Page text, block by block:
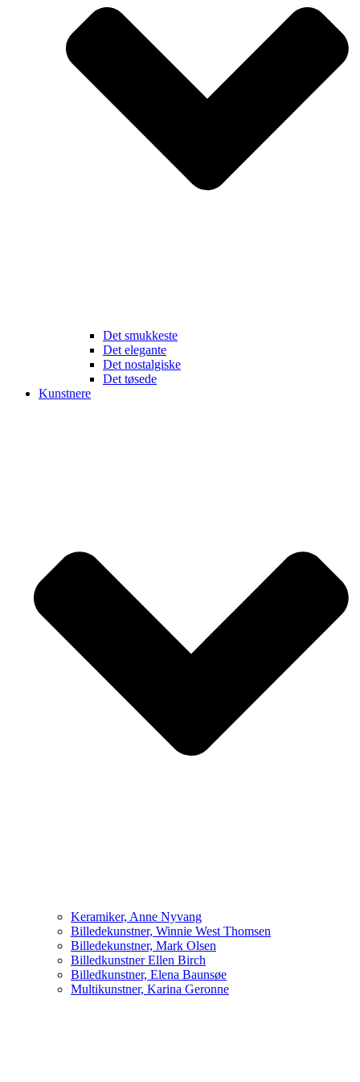
Det smukkeste
Det elegante
Det nostalgiske
Det tøsede
Kunstnere
Keramiker, Anne Nyvang
Billedekunstner, Winnie West Thomsen
Billedekunstner, Mark Olsen
Billedkunstner Ellen Birch
Billedkunstner, Elena Baunsøe
Multikunstner, Karina Geronne